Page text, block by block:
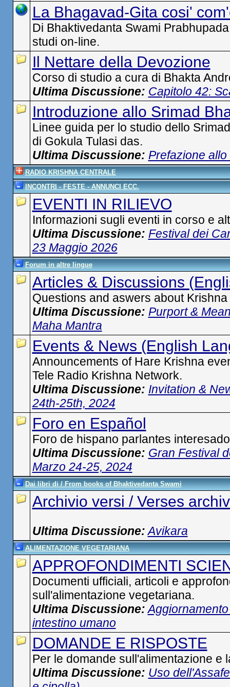
La Bhagavad-Gita cosi'
Di Bhaktivedanta Swami
studi on-line.
Il Nettare della Devozione
Corso di studio a cura di Bhakta
Ultima Discussione: Capitolo 42:
Introduzione allo Srimad
Linee guida per lo studio dello
di Gokula Tulasi das.
Ultima Discussione: Prefazione
RADIO KRISHNA CENTRALE
INCONTRI - FESTE - ANNUNCI ECC.
EVENTI IN RILIEVO
Informazioni sugli eventi in corso e
Ultima Discussione: Festival dei
23 Maggio 2026
Forum in altre lingue
Articles & Discussions
Questions and aswers about
Ultima Discussione: Purport &
Maha Mantra
Events & News (English
Announcements of Hare Krishna
Tele Radio Krishna Network.
Ultima Discussione: Invitation &
24th-25th, 2024
Foro en Español
Foro de hispano parlantes
Ultima Discussione: Gran Festival
Marzo 24-25, 2024
Dai libri di / From books of Bhaktivedanta Swami
Archivio versi / Verses
Ultima Discussione: Avikara
ALIMENTAZIONE VEGETARIANA
APPROFONDIMENTI
Documenti ufficiali, articoli e
sull'alimentazione vegetariana.
Ultima Discussione:
intestino umano
DOMANDE E RISPOSTE
Per le domande sull'alimentazione e
Ultima Discussione: Uso